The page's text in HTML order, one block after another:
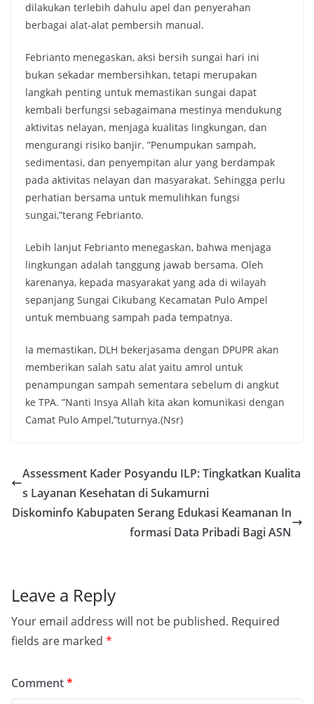
dilakukan terlebih dahulu apel dan penyerahan
berbagai alat-alat pembersih manual.
Febrianto menegaskan, aksi bersih sungai hari ini
bukan sekadar membersihkan, tetapi merupakan
langkah penting untuk memastikan sungai dapat
kembali berfungsi sebagaimana mestinya mendukung
aktivitas nelayan, menjaga kualitas lingkungan, dan
mengurangi risiko banjir. ”Penumpukan sampah,
sedimentasi, dan penyempitan alur yang berdampak
pada aktivitas nelayan dan masyarakat. Sehingga perlu
perhatian bersama untuk memulihkan fungsi
sungai,”terang Febrianto.
Lebih lanjut Febrianto menegaskan, bahwa menjaga
lingkungan adalah tanggung jawab bersama. Oleh
karenanya, kepada masyarakat yang ada di wilayah
sepanjang Sungai Cikubang Kecamatan Pulo Ampel
untuk membuang sampah pada tempatnya.
Ia memastikan, DLH bekerjasama dengan DPUPR akan
memberikan salah satu alat yaitu amrol untuk
penampungan sampah sementara sebelum di angkut
ke TPA. ”Nanti Insya Allah kita akan komunikasi dengan
Camat Pulo Ampel,”tuturnya.(Nsr)
Assessment Kader Posyandu ILP: Tingkatkan Kualita
s Layanan Kesehatan di Sukamurni
Diskominfo Kabupaten Serang Edukasi Keamanan In
formasi Data Pribadi Bagi ASN
Leave a Reply
Your email address will not be published. Required
fields are marked *
Comment*